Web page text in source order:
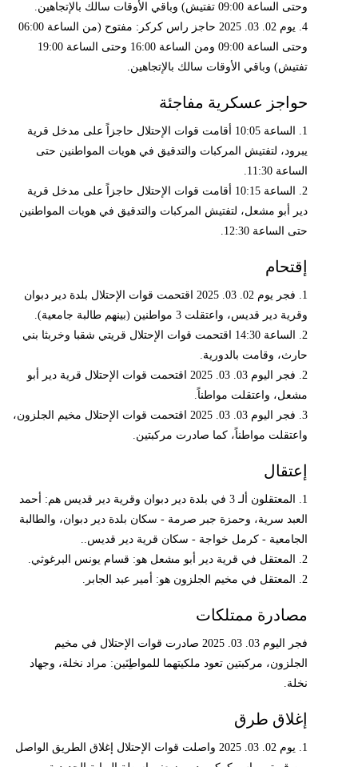
وحتى الساعة 09:00 تفتيش) وباقي الأوقات سالك بالإتجاهين.
4. يوم 02. 03. 2025 حاجز راس كركر: مفتوح (من الساعة 06:00
وحتى الساعة 09:00 ومن الساعة 16:00 وحتى الساعة 19:00
تفتيش) وباقي الأوقات سالك بالإتجاهين.
حواجز عسكرية مفاجئة
1. الساعة 10:05 أقامت قوات الإحتلال حاجزاً على مدخل قرية
يبرود، لتفتيش المركبات والتدقيق في هويات المواطنين حتى
الساعة 11:30.
2. الساعة 10:15 أقامت قوات الإحتلال حاجزاً على مدخل قرية
دير أبو مشعل، لتفتيش المركبات والتدقيق في هويات المواطنين
حتى الساعة 12:30.
إقتحام
1. فجر يوم 02. 03. 2025 اقتحمت قوات الإحتلال بلدة دير دبوان
وقرية دير قديس، واعتقلت 3 مواطنين (بينهم طالبة جامعية).
2. الساعة 14:30 اقتحمت قوات الإحتلال قريتي شقبا وخربثا بني
حارث، وقامت بالدورية.
2. فجر اليوم 03. 03. 2025 اقتحمت قوات الإحتلال قرية دير أبو
مشعل، واعتقلت مواطناً.
3. فجر اليوم 03. 03. 2025 اقتحمت قوات الإحتلال مخيم الجلزون،
واعتقلت مواطناً، كما صادرت مركبتين.
إعتقال
1. المعتقلون ألـ 3 في بلدة دير دبوان وقرية دير قديس هم: أحمد
العبد سرية، وحمزة جبر صرمة - سكان بلدة دير دبوان، والطالبة
الجامعية - كرمل خواجة - سكان قرية دير قديس..
2. المعتقل في قرية دير أبو مشعل هو: قسام يونس البرغوثي.
2. المعتقل في مخيم الجلزون هو: أمير عبد الجابر.
مصادرة ممتلكات
فجر اليوم 03. 03. 2025 صادرت قوات الإحتلال في مخيم
الجلزون، مركبتين تعود ملكيتهما للمواطِنَين: مراد نخلة، وجهاد
نخلة.
إغلاق طرق
1. يوم 02. 03. 2025 واصلت قوات الإحتلال إغلاق الطريق الواصل